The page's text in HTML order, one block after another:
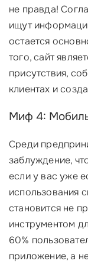
не правда!
ищут
остается
того, сайт
присутствия,
клиентах и
Миф 4:
Среди
заблуждение,
если у вас уже
использования
становится не
инструментом
60%
приложение, а